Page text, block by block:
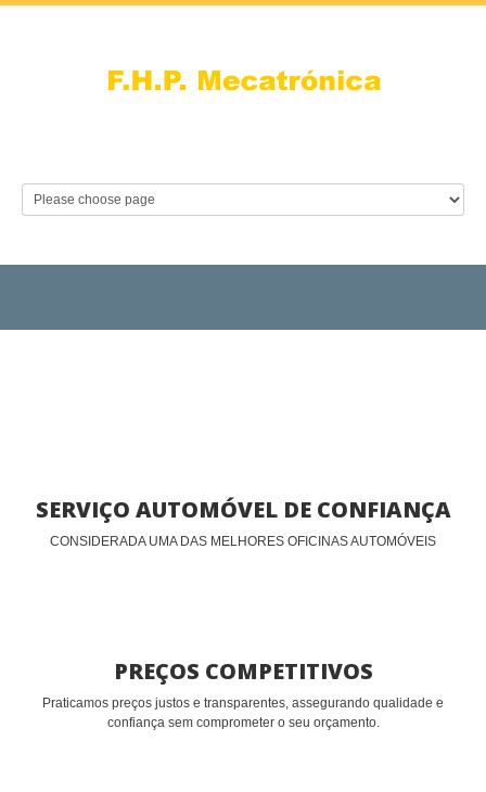
SERVIÇO AUTOMÓVEL DE CONFIANÇA
CONSIDERADA UMA DAS MELHORES OFICINAS AUTOMÓVEIS
PREÇOS COMPETITIVOS
Praticamos preços justos e transparentes, assegurando qualidade e
confiança sem comprometer o seu orçamento.